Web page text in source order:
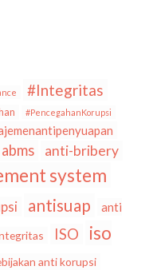
#Integritas
#PencegahanKorupsi
abms anti-bribery
system
antisuap
anti
ISO
iso
anti korupsi